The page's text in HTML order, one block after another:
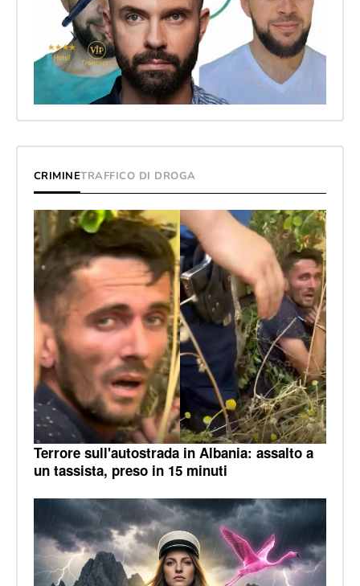
CRIMINETRAFFICO DI DROGA
Terrore sull'autostrada in Albania: assalto a
un tassista, preso in 15 minuti